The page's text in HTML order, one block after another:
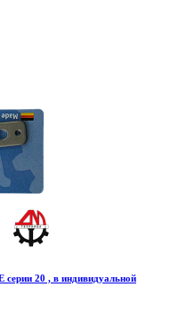
серии 20 , в индивидуальной